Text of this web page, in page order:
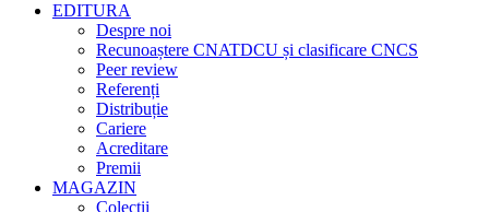
EDITURA
Despre noi
Recunoaștere CNATDCU și clasificare CNCS
Peer review
Referenți
Distribuție
Cariere
Acreditare
Premii
MAGAZIN
Colecții